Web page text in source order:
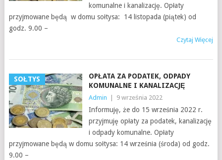
komunalne i kanalizację. Opłaty
przyjmowane będą w domu sołtysa: 14 listopada (piątek) od
godz. 9.00 –
Czytaj Więcej
SOŁTYS
OPŁATA ZA PODATEK, ODPADY
KOMUNALNE I KANALIZACJĘ
Admin 9 września 2022
Informuję, że do 15 września 2022 r.
przyjmuję opłaty za podatek, kanalizację
i odpady komunalne. Opłaty
przyjmowane będą w domu sołtysa: 14 września (środa) od godz.
9.00 –